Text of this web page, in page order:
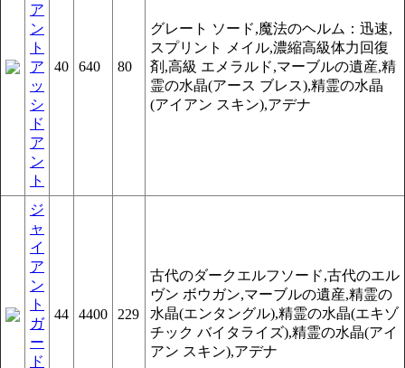
ア
ン
ト
ア
ッ
シ
ド
ア
ン
ト
40 640 80
グレート ソード,魔法のヘルム：迅速,
スプリント メイル,濃縮高級体力回復
剤,高級 エメラルド,マーブルの遺産,精
霊の水晶(アース ブレス),精霊の水晶
(アイアン スキン),アデナ
ジ
ャ
イ
ア
ン
ト
ガ
ー
ド
44 4400 229
古代のダークエルフソード,古代のエル
ヴン ボウガン,マーブルの遺産,精霊の
水晶(エンタングル),精霊の水晶(エキゾ
チック バイタライズ),精霊の水晶(アイ
アン スキン),アデナ